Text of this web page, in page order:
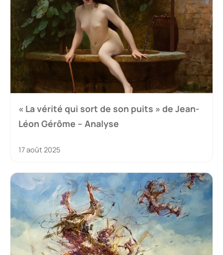
« La vérité qui sort de son puits » de Jean-
Léon Gérôme – Analyse
17 août 2025